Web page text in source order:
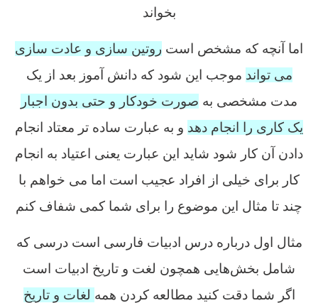
بخواند
اما آنچه که مشخص است روتین سازی و عادت سازی
می تواند موجب این شود که دانش آموز بعد از یک
مدت مشخصی به صورت خودکار و حتی بدون اجبار
یک کاری را انجام دهد و به عبارت ساده تر معتاد انجام
دادن آن کار شود شاید این عبارت یعنی اعتیاد به انجام
کار برای خیلی از افراد عجیب است اما می خواهم با
چند تا مثال این موضوع را برای شما کمی شفاف کنم
مثال اول درباره درس ادبیات فارسی است درسی که
شامل بخش‌هایی همچون لغت و تاریخ ادبیات است
اگر شما دقت کنید مطالعه کردن همه لغات و تاریخ